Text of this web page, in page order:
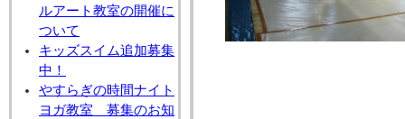
ルアート教室の開催に
ついて
キッズスイム追加募集
中！
やすらぎの時間ナイト
ヨガ教室 募集のお知